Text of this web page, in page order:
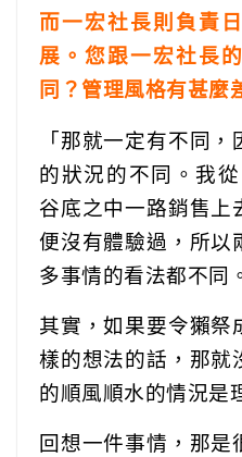
而一宏社長則負責
展。您跟一宏社長
同？管理風格有甚麼
「那就一定有不同
的狀況的不同。我
谷底之中一路銷售上
便沒有體驗過，所以
多事情的看法都不同
其實，如果要令獺祭
樣的想法的話，那就
的順風順水的情況是
回想一件事情，那是